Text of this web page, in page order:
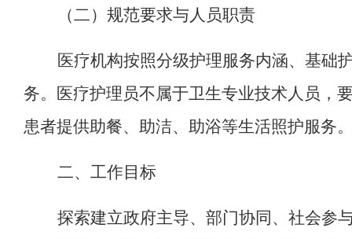
（二） 规范要求与人员职责
医疗机构按照分级护理服务内涵、基础
务。医疗护理员不属于卫生专业技术人员，
患者提供助餐、助洁、助浴等生活照护服务
二、工作目标
探索建立政府主导、部门协同、社会参